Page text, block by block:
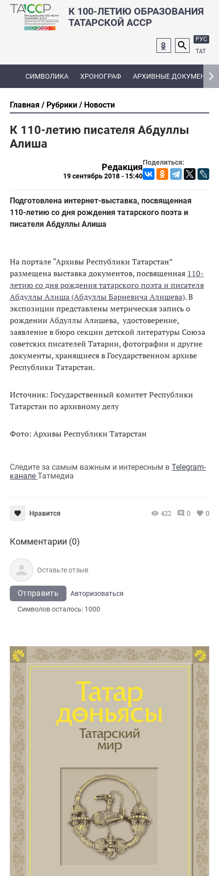
К 100-ЛЕТИЮ ОБРАЗОВАНИЯ
ТАТАРСКОЙ АССР
РУС
ТАТ
СИМВОЛИКА ХРОНОГРАФ АРХИВНЫЕ ДОКУМЕНТЫ
Главная Рубрики Новости
К 110-летию писателя Абдуллы
Алиша
Поделиться:
Редакция
19 сентябрь 2018 - 15:40
Подготовлена интернет-выставка, посвященная
110-летию со дня рождения татарского поэта и
писателя Абдуллы Алиша
На портале “Архивы Республики Татарстан”
размещена выставка документов, посвященная 110-
летию со дня рождения татарского поэта и писателя
Абдуллы Алиша (Абдуллы Бариевича Алишева). В
экспозиции представлены метрическая запись о
рождении Абдуллы Алишева, удостоверение,
заявление в бюро секции детской литературы Союза
советских писателей Татарии, фотографии и другие
документы, хранящиеся в Государственном архиве
Республики Татарстан.
Источник: Государственный комитет Республики
Татарстан по архивному делу
Фото: Архивы Республики Татарстан
Следите за самым важным и интересным в Telegram-
канале Татмедиа
Нравится 422 0 0
Комментарии (0)
Отправить
Авторизоваться
Символов осталось: 1000